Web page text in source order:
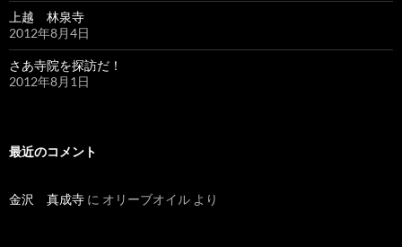
上越 林泉寺
2012年8月4日
さあ寺院を探訪だ！
2012年8月1日
最近のコメント
金沢 真成寺 に オリーブオイル より